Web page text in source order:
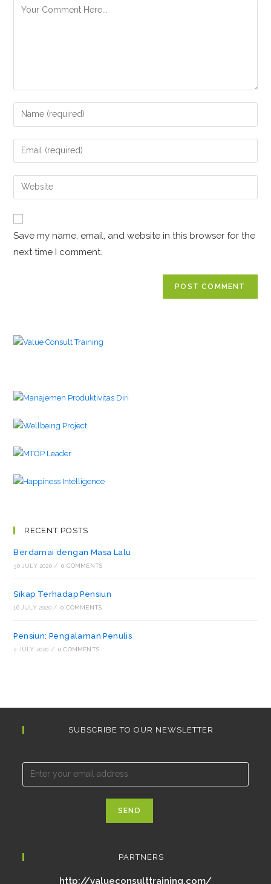
Save my name, email, and website in this browser for the
next time I comment.
RECENT POSTS
Berdamai dengan Masa Lalu
30 JULY 2020 / 0 COMMENTS
Sikap Terhadap Pensiun
16 JULY 2020 / 0 COMMENTS
Pensiun: Pengalaman Penulis
2 JULY 2020 / 0 COMMENTS
SUBSCRIBE TO OUR NEWSLETTER
PARTNERS
http://valueconsulttraining.com/